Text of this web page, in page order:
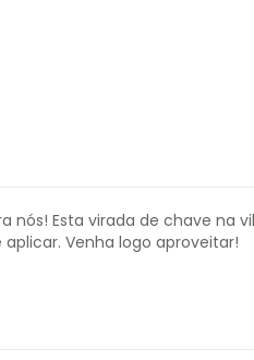
nós! Esta virada de chave
Venha logo aproveitar!